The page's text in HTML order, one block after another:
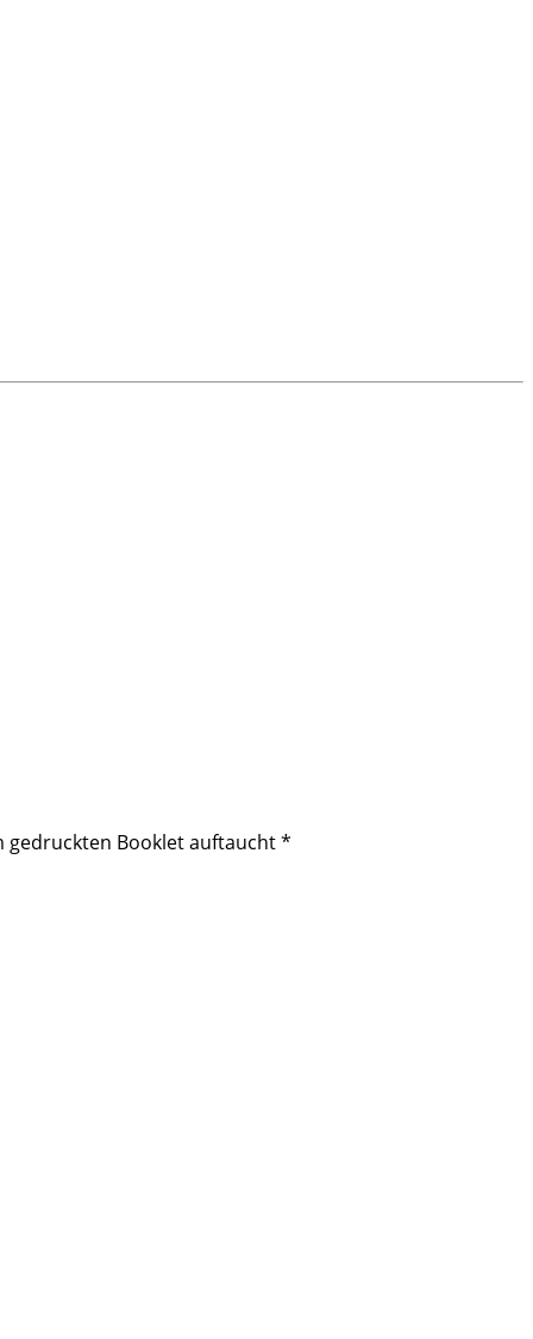
gedruckten Booklet auftaucht*